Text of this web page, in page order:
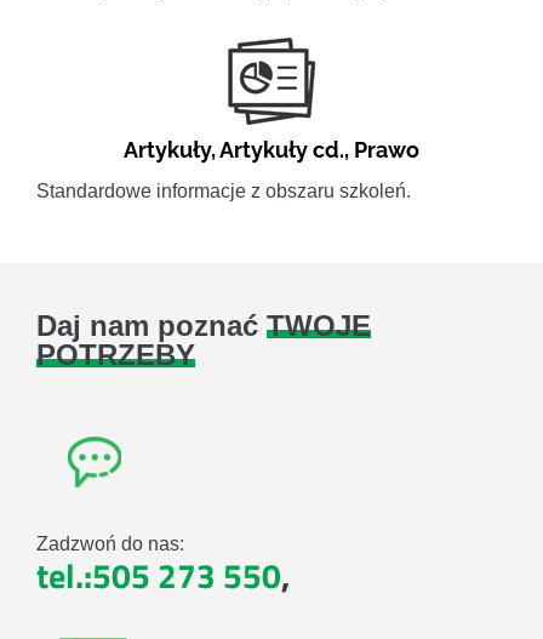
Artykuły,Artykuły cd., Prawo
Standardowe informacje z obszaru szkoleń.
Daj nam poznać TWOJE
POTRZEBY
Zadzwoń do nas:
tel.:505 273 550,